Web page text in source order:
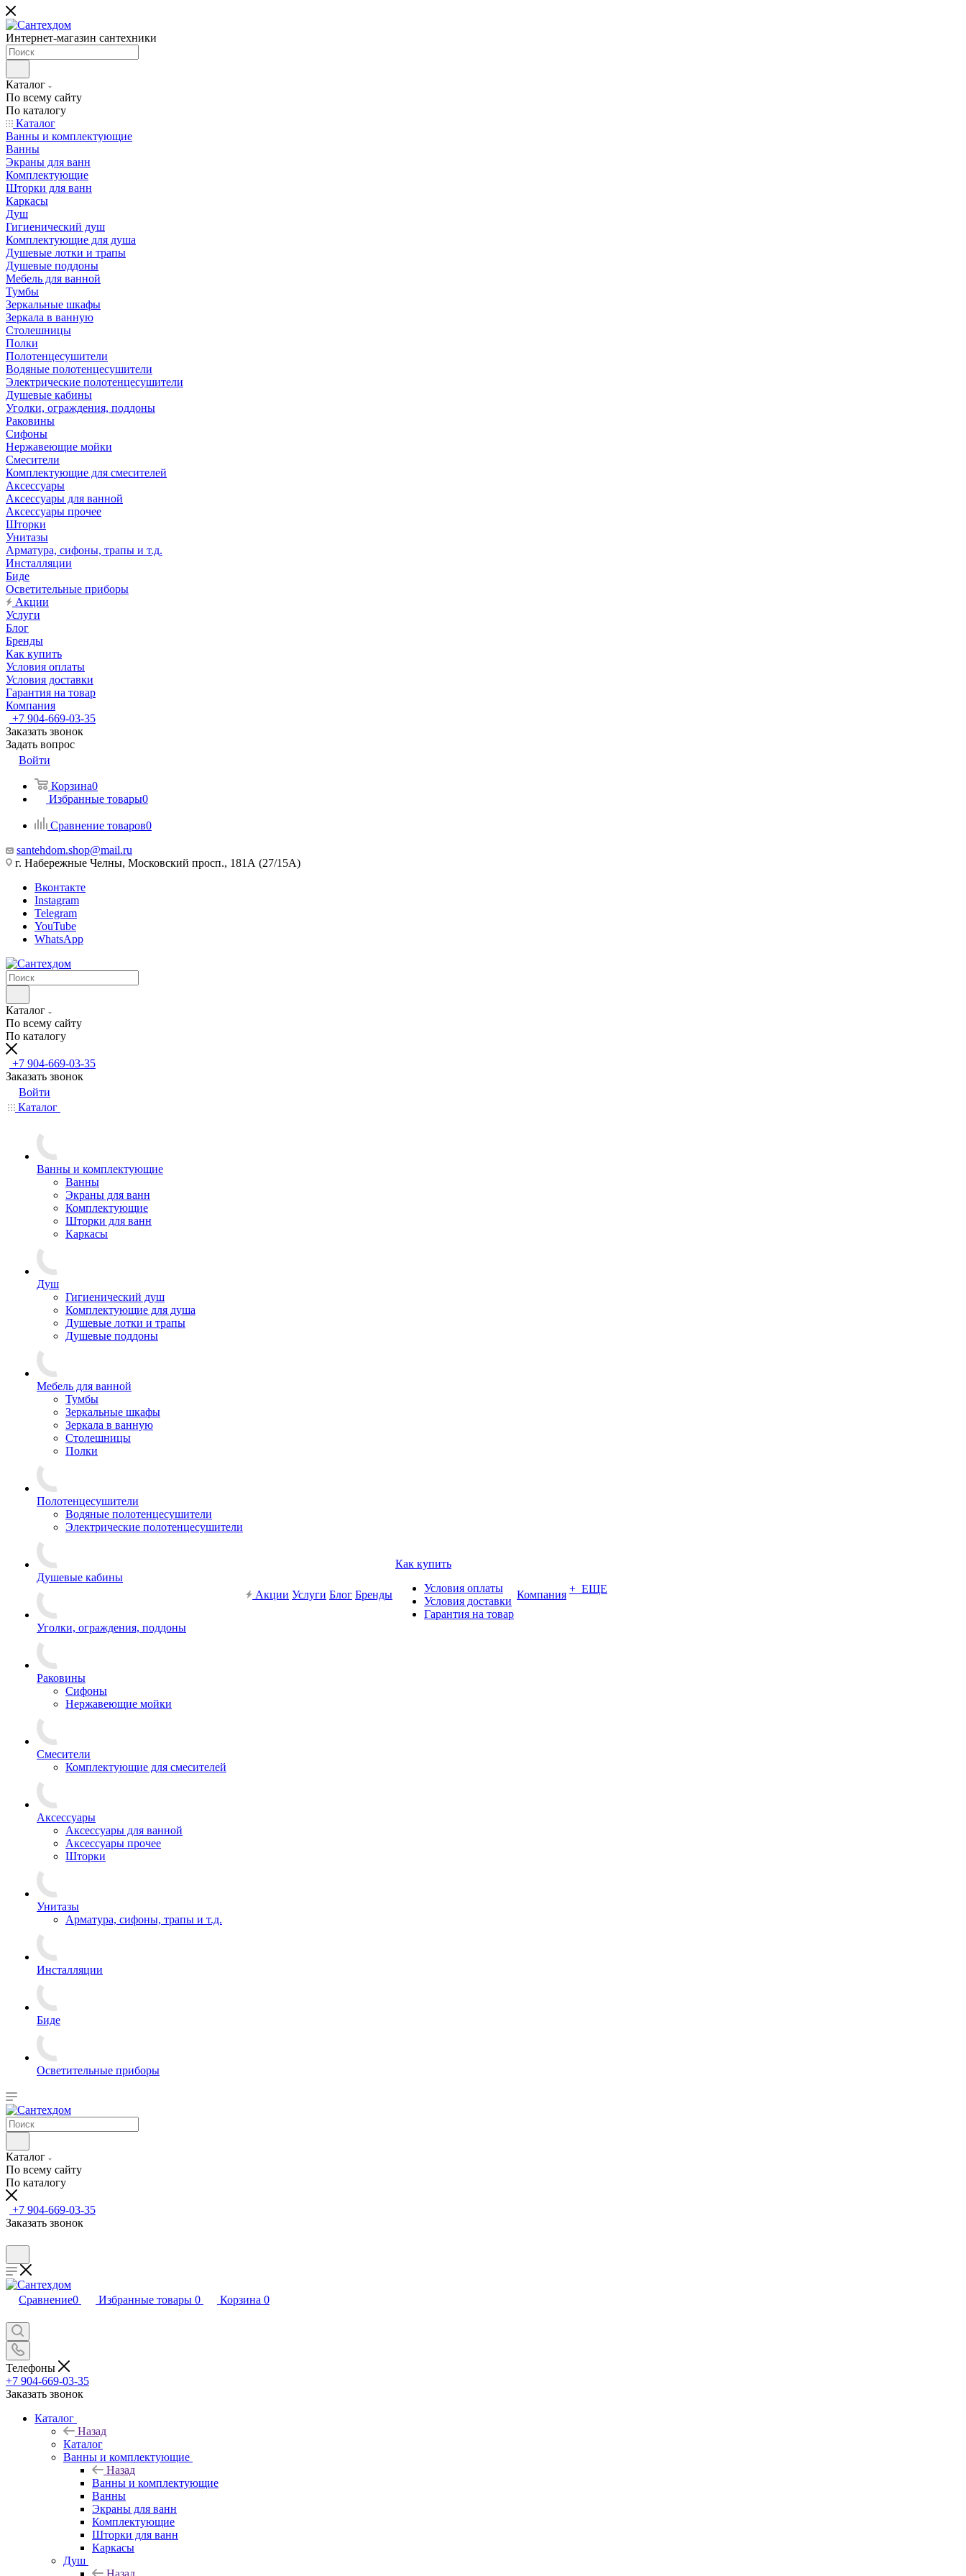
Интернет-магазин сантехники
Каталог
По всему сайту
По каталогу
Каталог
Ванны и комплектующие
Ванны
Экраны для ванн
Комплектующие
Шторки для ванн
Каркасы
Душ
Гигиенический душ
Комплектующие для душа
Душевые лотки и трапы
Душевые поддоны
Мебель для ванной
Тумбы
Зеркальные шкафы
Зеркала в ванную
Столешницы
Полки
Полотенцесушители
Водяные полотенцесушители
Электрические полотенцесушители
Душевые кабины
Уголки, ограждения, поддоны
Раковины
Сифоны
Нержавеющие мойки
Смесители
Комплектующие для смесителей
Аксессуары
Аксессуары для ванной
Аксессуары прочее
Шторки
Унитазы
Арматура, сифоны, трапы и т.д.
Инсталляции
Биде
Осветительные приборы
Акции
Услуги
Блог
Бренды
Как купить
Условия оплаты
Условия доставки
Гарантия на товар
Компания
+7 904-669-03-35
Заказать звонок
Задать вопрос
Войти
Корзина0
Избранные товары0
Сравнение товаров0
santehdom.shop@mail.ru
г. Набережные Челны, Московский просп., 181А (27/15А)
Вконтакте
Instagram
Telegram
YouTube
WhatsApp
Каталог
По всему сайту
По каталогу
+7 904-669-03-35
Заказать звонок
Войти
Каталог
Ванны и комплектующие
Ванны
Экраны для ванн
Комплектующие
Шторки для ванн
Каркасы
Душ
Гигиенический душ
Комплектующие для душа
Душевые лотки и трапы
Душевые поддоны
Мебель для ванной
Тумбы
Зеркальные шкафы
Зеркала в ванную
Столешницы
Полки
Полотенцесушители
Водяные полотенцесушители
Электрические полотенцесушители
Душевые кабины
Уголки, ограждения, поддоны
Раковины
Сифоны
Нержавеющие мойки
Смесители
Комплектующие для смесителей
Аксессуары
Аксессуары для ванной
Аксессуары прочее
Шторки
Унитазы
Арматура, сифоны, трапы и т.д.
Инсталляции
Биде
Осветительные приборы
Акции Услуги Блог Бренды
Как купить
Условия оплаты
Условия доставки
Гарантия на товар
Компания + ЕЩЕ
Каталог
По всему сайту
По каталогу
+7 904-669-03-35
Заказать звонок
Сравнение0 Избранные товары 0 Корзина 0
Телефоны
+7 904-669-03-35
Заказать звонок
Каталог
Назад
Каталог
Ванны и комплектующие
Назад
Ванны и комплектующие
Ванны
Экраны для ванн
Комплектующие
Шторки для ванн
Каркасы
Душ
Назад